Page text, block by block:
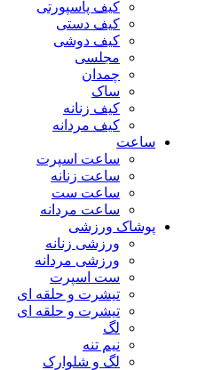
کیف پاسپورتی
کیف دستی
کیف دوشی
مجلسی
چمدان
ساک
کیف زنانه
کیف مردانه
ساعت
ساعت اسپرت
ساعت زنانه
ساعت ست
ساعت مردانه
پوشاک ورزشی
ورزشی زنانه
ورزشی مردانه
ست اسپرت
تیشرت و حلقه ای
تیشرت و حلقه ای
لگ
نیم تنه
لگ و شلوارک